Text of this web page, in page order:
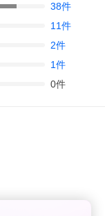
38件
11件
2件
1件
0件